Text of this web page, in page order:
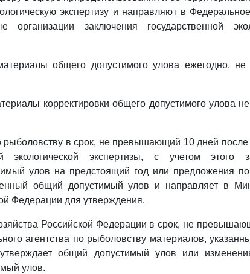
экспертизу и направляют в
заключения государственной
общего допустимого улова ежегодно, не
корректировки общего допустимого улова
рыболовству в срок, не превышающий 10 дней после
экологической экспертизы, с учетом этого
улов на предстоящий год или предложения
общий допустимый улов и направляет в
Федерации для утверждения.
Российской Федерации в срок, не
агентства по рыболовству материалов,
общий допустимый улов или
улов.